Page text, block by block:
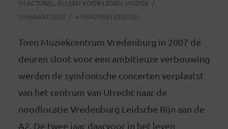
IN ACTUEEL , ALLEEN VOOR LEDEN, MUZIEK
19 MAART 2013
4 MINUTEN LEESTIJD
Toen Muziekcentrum Vredenburg in 2007 de
deuren sloot voor een ambitieuze verbouwing
werden de symfonische concerten verplaatst
van het centrum van Utrecht naar de
noodlocatie Vredenburg Leidsche Rijn aan de
A2. De twee jaar daarvoor in het leven